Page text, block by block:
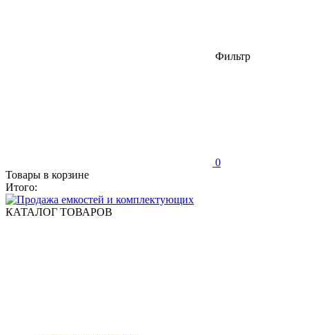
Фильтр
0
Товары в корзине
Итого:
КАТАЛОГ ТОВАРОВ